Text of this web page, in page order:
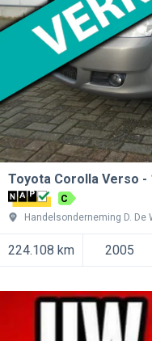
Toyota Corolla Verso
C
Handelsonderneming D. De
224.108 km 2005